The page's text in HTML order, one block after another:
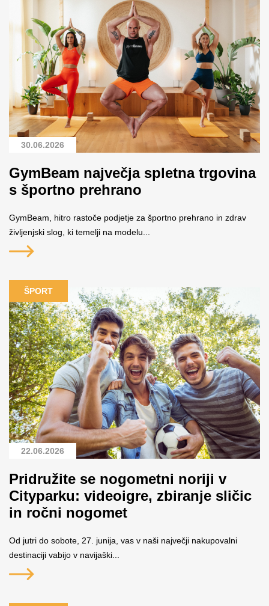
30.06.2026
GymBeam največja spletna trgovina
s športno prehrano
GymBeam, hitro rastoče podjetje za športno prehrano in zdrav
življenjski slog, ki temelji na modelu...
ŠPORT
22.06.2026
Pridružite se nogometni noriji v
Cityparku: videoigre, zbiranje sličic
in ročni nogomet
Od jutri do sobote, 27. junija, vas v naši največji nakupovalni
destinaciji vabijo v navijaški...